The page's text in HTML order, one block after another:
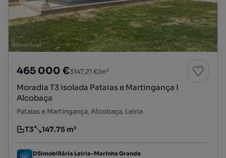
465 000 €3147,21 €/m²
Moradia T3 isolada Pataias e Martingança I
Alcobaça
Pataias e Martingança, Alcobaça, Leiria
Tipologia
T3
Preço por metro quadrado
147.75 m²
DSImobiliária Leiria-Marinha Grande